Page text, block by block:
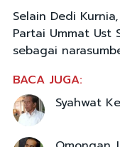
Selain Dedi
Partai Ummat Ust
sebagai
BACA JUGA:
Syahwat